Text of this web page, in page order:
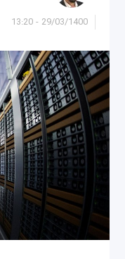
29/03/1400 - 13:20